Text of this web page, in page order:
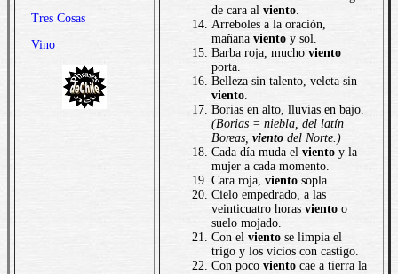
Tres Cosas
Vino
de cara al viento.
Arreboles a la oración,
mañana viento y sol.
Barba roja, mucho viento
porta.
Belleza sin talento, veleta sin
viento.
Borias en alto, lluvias en bajo.
(Borias = niebla, del latín
Boreas, viento del Norte.)
Cada día muda el viento y la
mujer a cada momento.
Cara roja, viento sopla.
Cielo empedrado, a las
veinticuatro horas viento o
suelo mojado.
Con el viento se limpia el
trigo y los vicios con castigo.
Con poco viento cae a tierra la